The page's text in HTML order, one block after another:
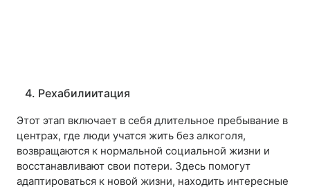
4. Рехабилиитация
Этот этап включает в себя длительное пребывание в
центрах, где люди учатся жить без алкоголя,
возвращаются к нормальной социальной жизни и
восстанавливают свои потери. Здесь помогут
адаптироваться к новой жизни, находить интересные